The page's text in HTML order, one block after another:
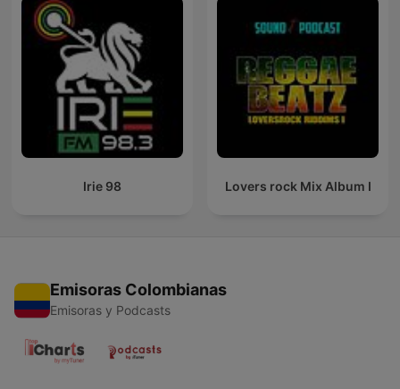
Irie 98 Lovers rock Mix Album I
Emisoras Colombianas
Emisoras y Podcasts